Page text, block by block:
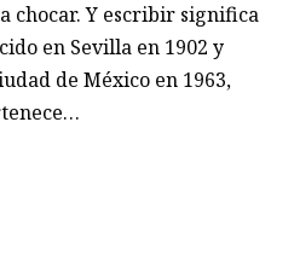
chocar. Y escribir significa
en Sevilla en 1902 y
de México en 1963,